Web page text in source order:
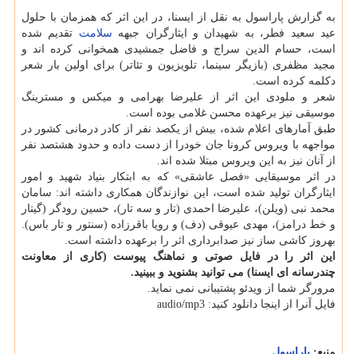
به گزارش پاراسول به نقل از ایسنا، در این اثر که همزمان با حلول
عید سعید فطر، به شهیدان و ایثارگران جبهه سلامت تقدیم شده
است، حسام الدین سراج و فاضل جمشیدی همخوانی کرده اند و
مجید مظفری (بازیگر سینما، تلویزیون و تئاتر) برای اولین بار شعر
دکلمه کرده است.
شعر و ملودی این اثر از علیرضا بهرامی و میکس و مسترینگ
موسیقی نیز برعهده محسن غلامی بوده است.
طبق آمارهای اعلام شده، بیش از یکصد نفر از کادر درمانی کشور در
مواجهه با ویروس کرونا جان خودرا از دست داده و حدود هشتصد نفر
از آنان نیز به این ویروس مبتلا شده اند.
در اثر موسیقایی «فصل عاشقی» که به ابتکار بنیاد شهید و امور
ایثارگران تولید شده است، این نوازندگان همکاری داشته اند: سامان
محمد نبی (ویلن)، علیرضا احمدی (تار و سه تار)، حسین رودگر (گیتار
و خط درامز)، مهدی عیوقی (دف) و رویا باقرزاده (سنتور و تار باس).
بهروز کاشی ساز نیز صدابرداری اثر را برعهده داشته است.
این اثر را در فایل صوتی و نماهنگ پیوست (کاری از معاونت
چندرسانه ای ایسنا) می توانید بشنوید و ببینید.
مرورگر شما از ویدئو پشتیبانی نمی نماید.
فایل آنرا از اینجا دانلود کنید: audio/mp3
منبع: پاراسول